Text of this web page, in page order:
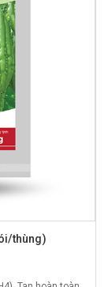
thùng)